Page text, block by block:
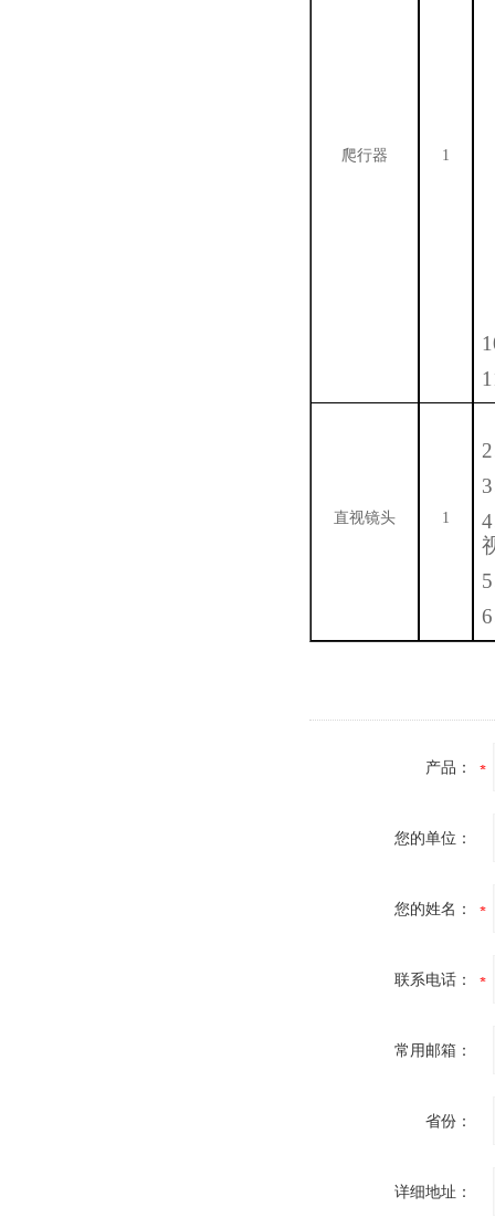
爬行器 1
直视镜头 1
产品：
您的单位：
您的姓名：
联系电话：
常用邮箱：
省份：
详细地址：